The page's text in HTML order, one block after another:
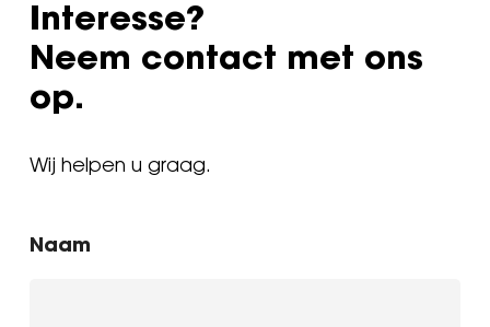
Interesse?
Neem contact met ons
op.
Wij helpen u graag.
Naam